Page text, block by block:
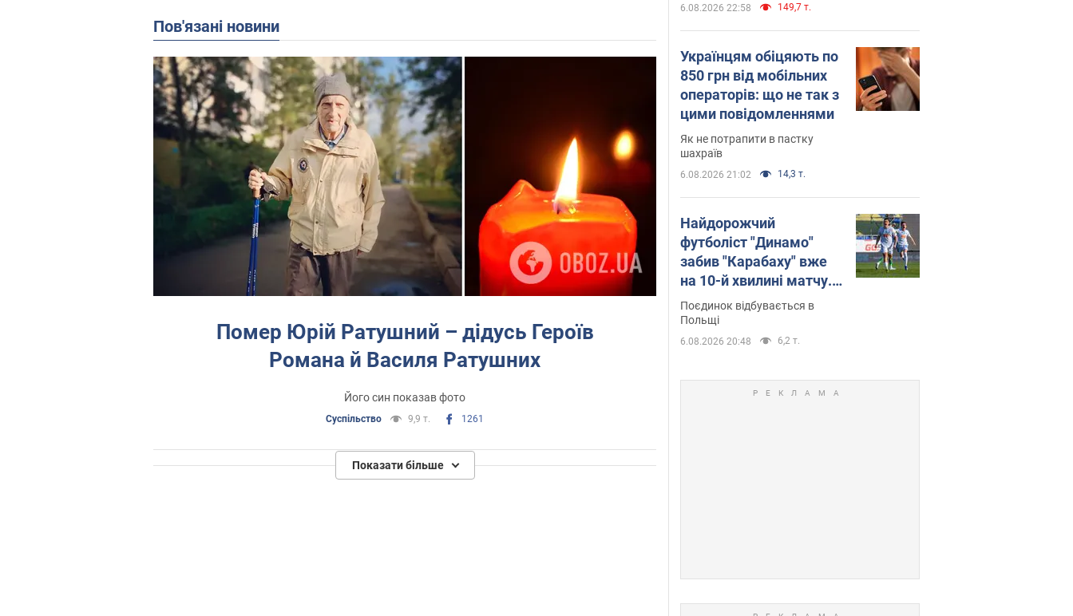
Пов'язані новини
Помер Юрій Ратушний – дідусь Героїв
Романа й Василя Ратушних
Його син показав фото
Суспільство 9,9 т. 1261
Показати більше
6.08.2026 22:58 149,7 т.
Українцям обіцяють по
850 грн від мобільних
операторів: що не так з
цими повідомленнями
Як не потрапити в пастку
шахраїв
6.08.2026 21:02 14,3 т.
Найдорожчий
футболіст "Динамо"
забив "Карабаху" вже
на 10-й хвилині матчу.
Відео
Поєдинок відбувається в
Польщі
6.08.2026 20:48 6,2 т.